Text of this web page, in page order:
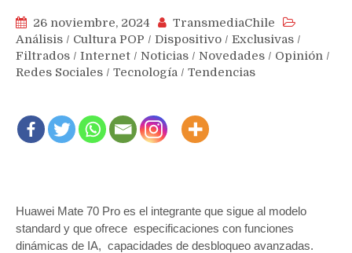
26 noviembre, 2024
TransmediaChile
Análisis / Cultura POP / Dispositivo / Exclusivas /
Filtrados / Internet / Noticias / Novedades / Opinión /
Redes Sociales / Tecnología / Tendencias
Huawei Mate 70 Pro es el integrante que sigue al modelo
standard y que ofrece especificaciones con funciones
dinámicas de IA, capacidades de desbloqueo avanzadas.